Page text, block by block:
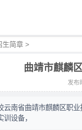
生简章 >
曲靖市麒麟
发布
云南省曲靖市麒麟区职
设备，